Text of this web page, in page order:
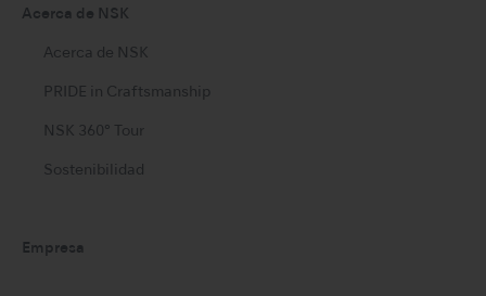
Acerca de NSK
Acerca de NSK
PRIDE in Craftsmanship
NSK 360° Tour
Sostenibilidad
Empresa